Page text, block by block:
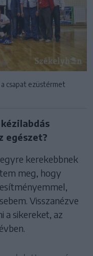
csapat ezüstérmet
egészet?
kerekebbnek
meg, hogy
Visszanézve
a sikereket, az